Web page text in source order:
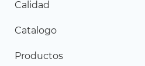
Calidad
Catalogo
Productos